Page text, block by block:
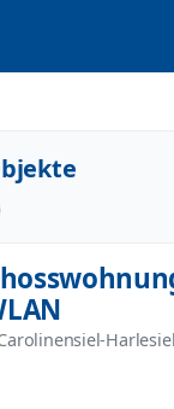
Harlesiel